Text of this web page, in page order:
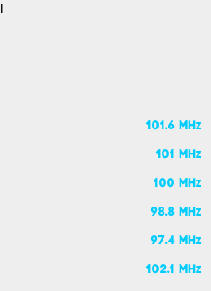
101.6 MHz
101 MHz
100 MHz
98.8 MHz
97.4 MHz
102.1 MHz